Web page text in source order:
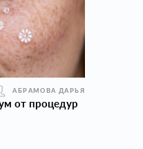
АБРАМОВА ДАРЬЯ
от процедур